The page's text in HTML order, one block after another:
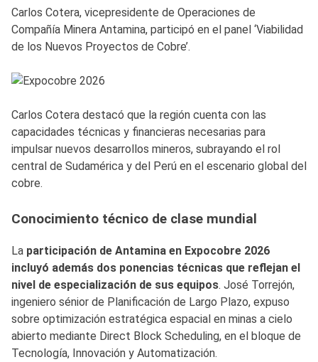
Carlos Cotera, vicepresidente de Operaciones de
Compañía Minera Antamina, participó en el panel ‘Viabilidad
de los Nuevos Proyectos de Cobre’.
Carlos Cotera destacó que la región cuenta con las
capacidades técnicas y financieras necesarias para
impulsar nuevos desarrollos mineros, subrayando el rol
central de Sudamérica y del Perú en el escenario global del
cobre.
Conocimiento técnico de clase mundial
La participación de Antamina en Expocobre 2026
incluyó además dos ponencias técnicas que reflejan el
nivel de especialización de sus equipos. José Torrejón,
ingeniero sénior de Planificación de Largo Plazo, expuso
sobre optimización estratégica espacial en minas a cielo
abierto mediante Direct Block Scheduling, en el bloque de
Tecnología, Innovación y Automatización.